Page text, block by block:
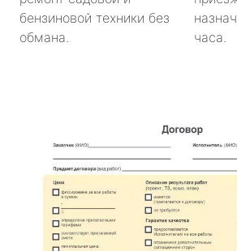
бензиновой техники без
обмана.
часа.